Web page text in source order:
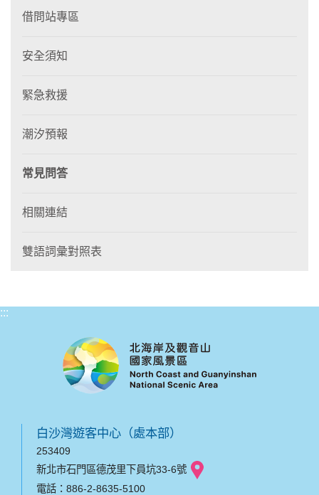
借問站專區
安全須知
緊急救援
潮汐預報
常見問答
相關連結
雙語詞彙對照表
:::
白沙灣遊客中心（處本部）
253409
新北市石門區德茂里下員坑33-6號
電話：886-2-8635-5100